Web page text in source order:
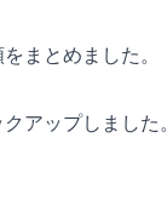
まとめました。
アップしました。